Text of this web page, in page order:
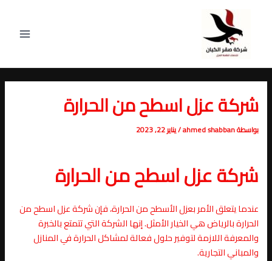
المحتوى
شركة عزل اسطح من الحرارة
بواسطةahmed shabban
/يناير 22, 2023
شركة عزل اسطح من الحرارة
عندما يتعلق الأمر بعزل الأسطح من الحرارة، فإن شركة عزل اسطح من
الحرارة بالرياض هي الخيار الأمثل. إنها الشركة التي تتمتع بالخبرة
والمعرفة اللازمة لتوفير حلول فعالة لمشاكل الحرارة في المنازل
والمباني التجارية.
navigation